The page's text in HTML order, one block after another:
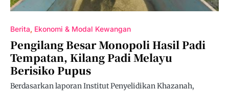
Berita Ekonomi & Modal Kewangan
Pengilang Besar Monopoli Hasil Padi
Tempatan, Kilang Padi Melayu
Berisiko Pupus
Berdasarkan laporan Institut Penyelidikan Khazanah,